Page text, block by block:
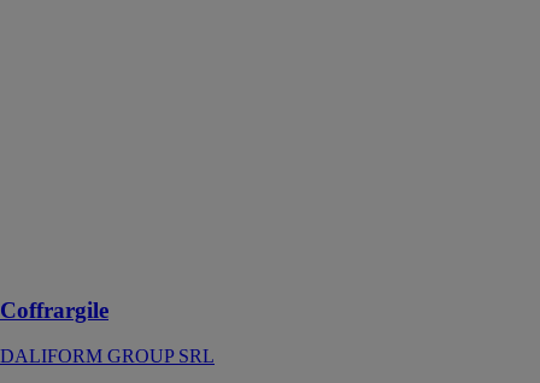
Coffrargile
DALIFORM GROUP SRL